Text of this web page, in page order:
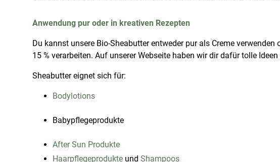
Anwendung pur oder in kreativen Rezepten
Du kannst unsere Bio-Sheabutter entweder pur als Creme
15 % verarbeiten. Auf unserer Webseite haben wir dir dafür tolle
Sheabutter eignet sich für:
Bodylotions
Babypflegeprodukte
After Sun Produkte
Haarpflegeprodukte und Shampoos